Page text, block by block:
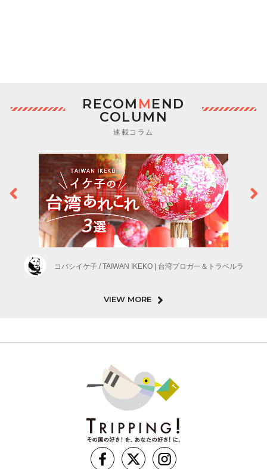
RECOM MEND
COLUMN
連載コラム
コバシイケ子 / TAIWAN IKEKO | 台湾ブロガー＆トラベルラ
VIEW MORE